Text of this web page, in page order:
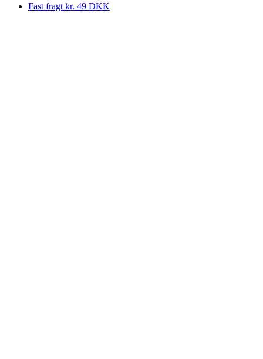
Fast fragt kr. 49 DKK